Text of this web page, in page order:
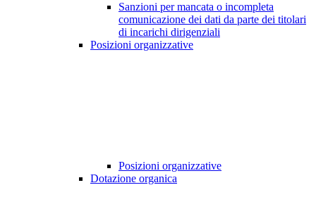
Sanzioni per mancata o incompleta
comunicazione dei dati da parte dei titolari
di incarichi dirigenziali
Posizioni organizzative
Posizioni organizzative
Dotazione organica